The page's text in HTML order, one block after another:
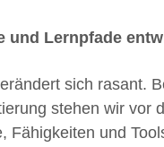
und Lernpfade
sich rasant.
stehen wir vor
Fähigkeiten und